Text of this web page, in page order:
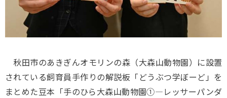
秋田市のあきぎんオモリンの森（大森山動物園）に設置
されている飼育員手作りの解説板「どうぶつ学ぼーど」を
まとめた豆本「手のひら大森山動物園①―レッサーパンダ